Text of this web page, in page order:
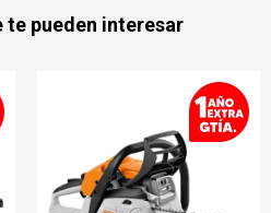
te pueden interesar